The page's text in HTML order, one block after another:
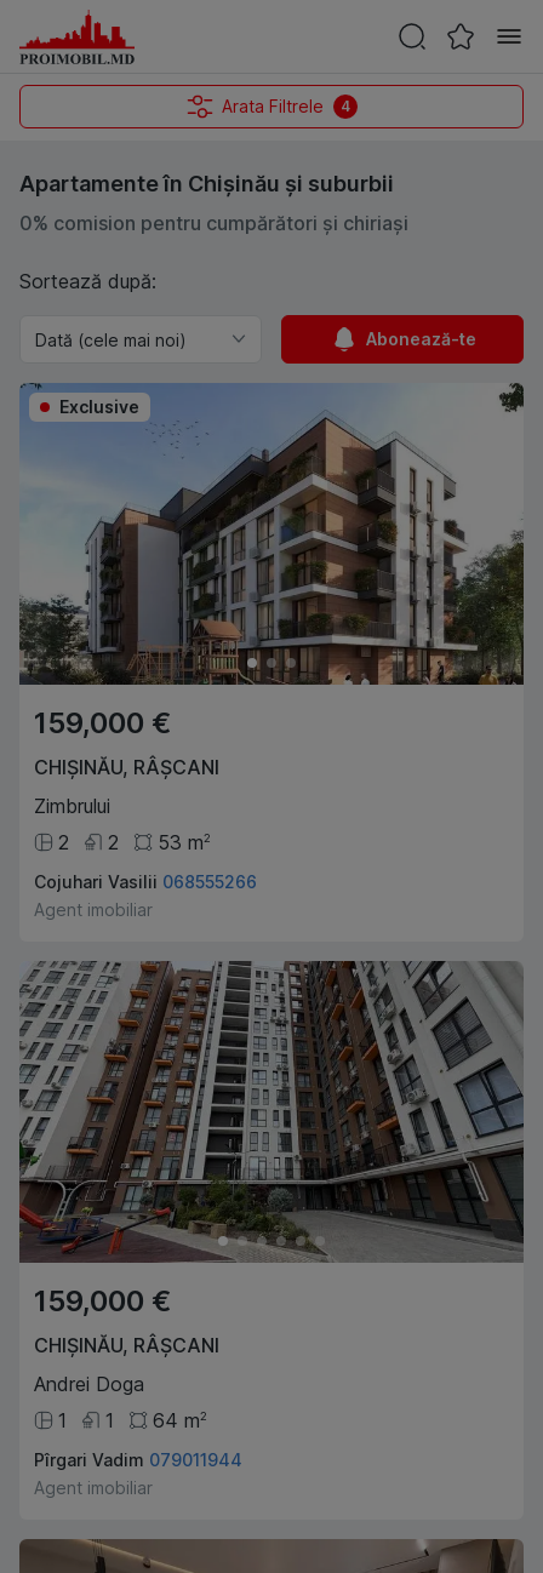
Arata Filtrele 4
Apartamente în Chișinău și suburbii
0% comision pentru cumpărători și chiriași
Sortează după:
Abonează-te
Exclusive
159,000 €
CHIȘINĂU, RÂȘCANI
Zimbrului
2
2 53 m2
Cojuhari Vasilii 068555266
Agent imobiliar
159,000 €
CHIȘINĂU, RÂȘCANI
Andrei Doga
1
1 64 m2
Pîrgari Vadim 079011944
Agent imobiliar